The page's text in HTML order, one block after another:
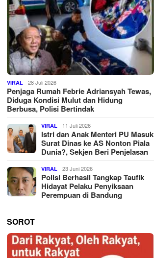
VIRAL 28 Juli 2026
Penjaga Rumah Febrie Adriansyah Tewas,
Diduga Kondisi Mulut dan Hidung
Berbusa, Polisi Bertindak
VIRAL 11 Juli 2026
Istri dan Anak Menteri PU Masuk
Surat Dinas ke AS Nonton Piala
Dunia?, Sekjen Beri Penjelasan
VIRAL 23 Juni 2026
Polisi Berhasil Tangkap Taufik
Hidayat Pelaku Penyiksaan
Perempuan di Bandung
SOROT